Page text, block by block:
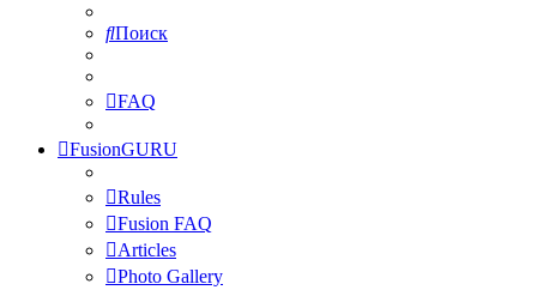
Поиск
FAQ
FusionGURU
Rules
Fusion FAQ
Articles
Photo Gallery